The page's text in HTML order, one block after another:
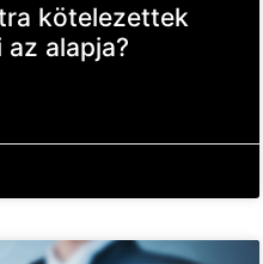
kötelezettek
alapja?